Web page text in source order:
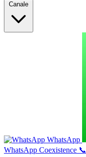
Canale
WhatsApp
WhatsApp Coexistence 📞